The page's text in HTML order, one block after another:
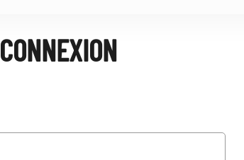
CONNEXION